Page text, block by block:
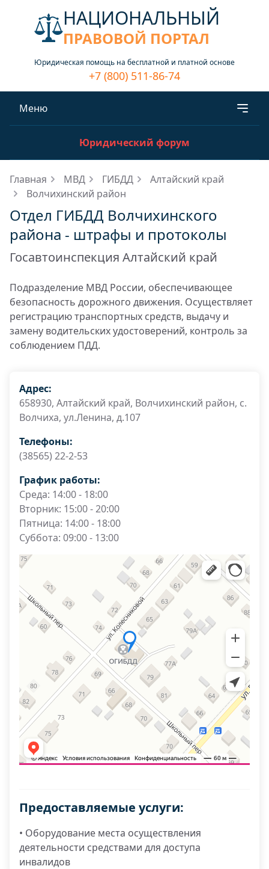
НАЦИОНАЛЬНЫЙ
ПРАВОВОЙ ПОРТАЛ
Юридическая помощь на бесплатной и платной основе
+7 (800) 511-86-74
Меню
Юридический форум
Главная МВД ГИБДД
Алтайский край
Волчихинский район
Отдел ГИБДД Волчихинского
района - штрафы и протоколы
Госавтоинспекция Алтайский край
Подразделение МВД России, обеспечивающее
безопасность дорожного движения. Осуществляет
регистрацию транспортных средств, выдачу и
замену водительских удостоверений, контроль за
соблюдением ПДД.
Адрес:
658930, Алтайский край, Волчихинский район, с.
Волчиха, ул.Ленина, д.107
Телефоны:
(38565) 22-2-53
График работы:
Среда: 14:00 - 18:00
Вторник: 15:00 - 20:00
Пятница: 14:00 - 18:00
Суббота: 09:00 - 13:00
Предоставляемые услуги:
• Оборудование места осуществления
деятельности средствами для доступа
инвалидов